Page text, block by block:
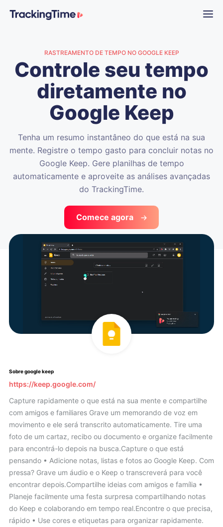
RASTREAMENTO DE TEMPO NO GOOGLE KEEP
Controle seu tempo
diretamente no
Google Keep
Tenha um resumo instantâneo do que está na sua
mente. Registre o tempo gasto para concluir notas no
Google Keep. Gere planilhas de tempo
automaticamente e aproveite as análises avançadas
do TrackingTime.
Comece agora
Sobre google keep
https://keep.google.com/
Capture rapidamente o que está na sua mente e compartilhe
com amigos e familiares Grave um memorando de voz em
movimento e ele será transcrito automaticamente. Tire uma
foto de um cartaz, recibo ou documento e organize facilmente
para encontrá-lo depois na busca.Capture o que está
pensando • Adicione notas, listas e fotos ao Google Keep. Com
pressa? Grave um áudio e o Keep o transcreverá para você
encontrar depois.Compartilhe ideias com amigos e família •
Planeje facilmente uma festa surpresa compartilhando notas
do Keep e colaborando em tempo real.Encontre o que precisa,
rápido • Use cores e etiquetas para organizar rapidamente.